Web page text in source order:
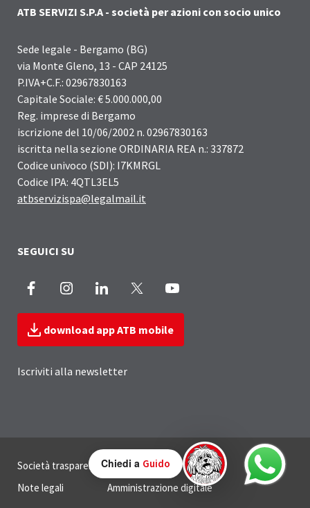
ATB SERVIZI S.P.A - società per azioni con socio unico
Sede legale - Bergamo (BG)
via Monte Gleno, 13 - CAP 24125
P.IVA+C.F.: 02967830163
Capitale Sociale: € 5.000.000,00
Reg. imprese di Bergamo
iscrizione del 10/06/2002 n. 02967830163
iscritta nella sezione ORDINARIA REA n.: 337872
Codice univoco (SDI): I7KMRGL
Codice IPA: 4QTL3EL5
atbservizispa@legalmail.it
SEGUICI SU
Facebook InstagramLinkedIn
download app ATB mobile
Iscriviti alla newsletter
Società trasparente
Privacy
Note legali
Amministrazione digitale
Chiedi a Guido